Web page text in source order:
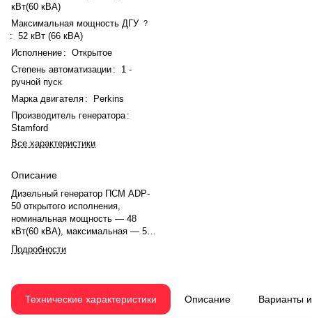
кВт(60 кВА)
Максимальная мощность ДГУ ?
: 52 кВт (66 кВА)
Исполнение : Открытое
Степень автоматизации :
1 -
ручной пуск
Марка двигателя :
Perkins
Производитель генератора :
Stamford
Все характеристики
Описание
Дизельный генератор ПСМ ADP-
50 открытого исполнения,
номинальная мощность — 48
кВт(60 кВА), максимальная — 52
кВт (66 кВА). Двигатель Perkins
1103A-33TG2, рядное, 3.0-
оборотов. Объём двигателя —
3.3 л. Система охлаждения —
Подробности
Технические характеристики Описание Варианты